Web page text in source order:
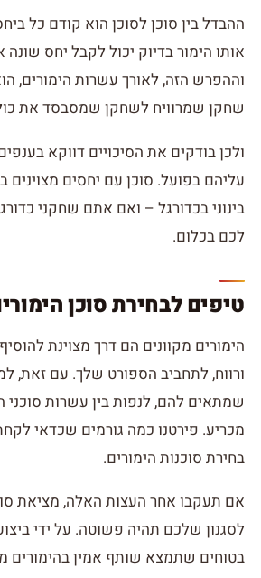
ההבדל בין סוכן לסוכן הוא קודם כל
אותו הימור בדיוק יכול לקבל יחס
וההפרש הזה, לאורך עשרות הימורים,
שחקן שמרוויח לשחקן שמסבסד את
ולכן בודקים את הסיכויים דווקא
עליהם בפועל. סוכן עם יחסים מצוינים
בינוני בכדורגל – ואם אתם שחקני
לכם בכלום.
טיפים לבחירת סוכן
הימורים מקוונים הם דרך מצוינת
ורווח, לתחביב הספורט שלך. עם זאת,
שמתאים להם, לנפות בין עשרות סוכני
מכריע. פירטנו כמה גורמים שכדאי
בחירת סוכנות הימורים.
אם תעקבו אחר העצות האלה, מציאת
לסגנון שלכם תהיה פשוטה. על ידי
בטוחים שתמצא שותף אמין בהימורים